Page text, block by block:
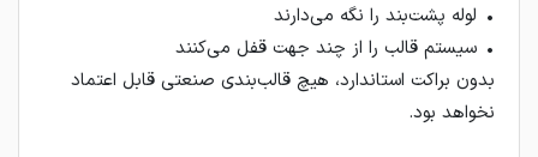
• لوله پشت‌بند را نگه می‌دارند
• سیستم قالب را از چند جهت قفل می‌کنند
بدون براکت استاندارد، هیچ قالب‌بندی صنعتی قابل اعتماد
نخواهد بود.